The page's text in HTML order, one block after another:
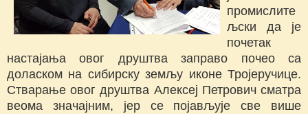
промислите
љски да је
почетак
настајања овог друштва заправо почео са
доласком на сибирску земљу иконе Тројеручице.
Стварање овог друштва Алексеј Петрович сматра
веома значајним, јер се појављује све више